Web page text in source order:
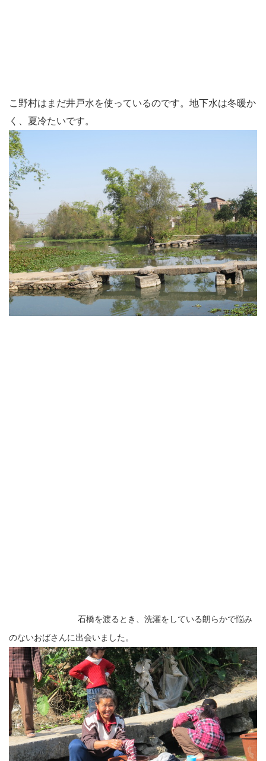
こ野村はまだ井戸水を使っているのです。地下水は冬暖か
く、夏冷たいです。
石橋を渡るとき、洗濯をしている朗らかで悩み
のないおばさんに出会いました。